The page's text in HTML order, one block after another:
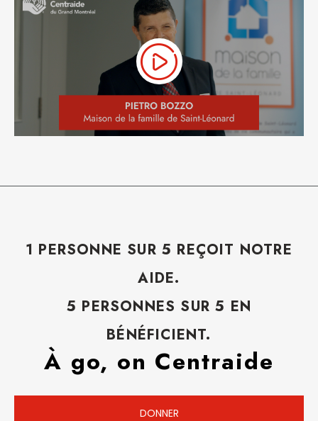
1 PERSONNE SUR 5 REÇOIT NOTRE
AIDE.
5 PERSONNES SUR 5 EN
BÉNÉFICIENT.
À go, on Centraide
DONNER